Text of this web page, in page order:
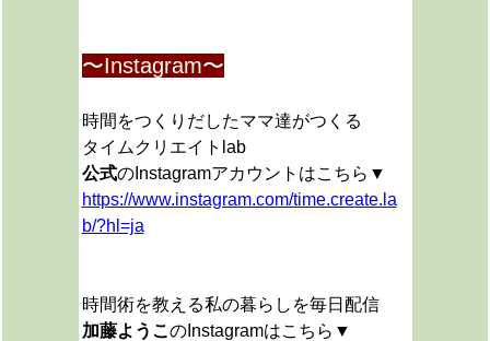
〜Instagram〜
時間をつくりだしたママ達がつくる
タイムクリエイトlab
公式のInstagramアカウントはこちら▼
https://www.instagram.com/time.create.la
b/?hl=ja
時間術を教える私の暮らしを毎日配信
加藤ようこ のInstagramはこちら▼